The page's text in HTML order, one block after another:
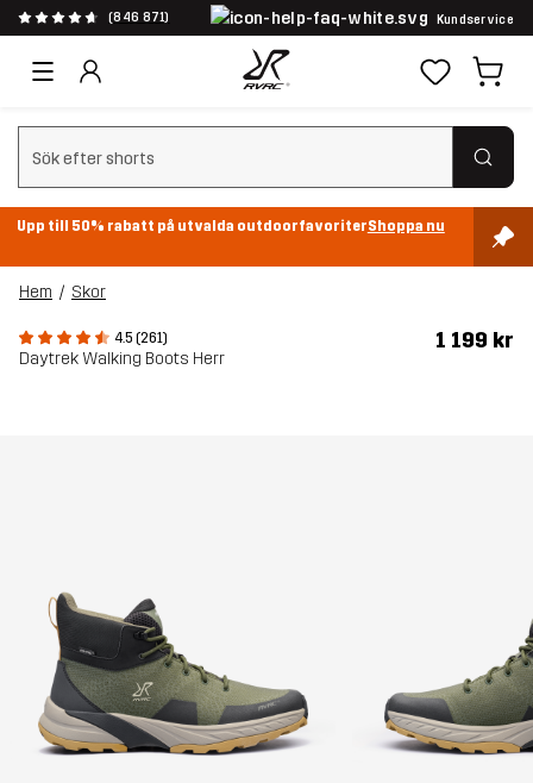
(846 871) Kundservice
Rensa sök
Upp till 50% rabatt på utvalda outdoorfavoriterShoppa nu
Hem Skor
4.5 (261)
Daytrek Walking Boots Herr
1 199 kr